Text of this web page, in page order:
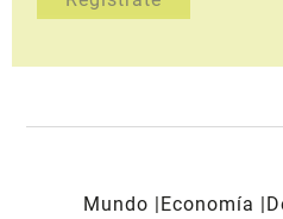
Mundo Economía